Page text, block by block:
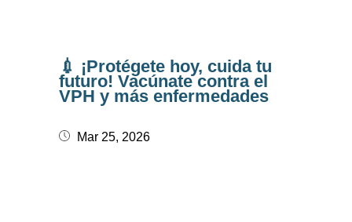
💉 ¡Protégete hoy, cuida tu
futuro! Vacúnate contra el
VPH y más enfermedades
Mar 25, 2026